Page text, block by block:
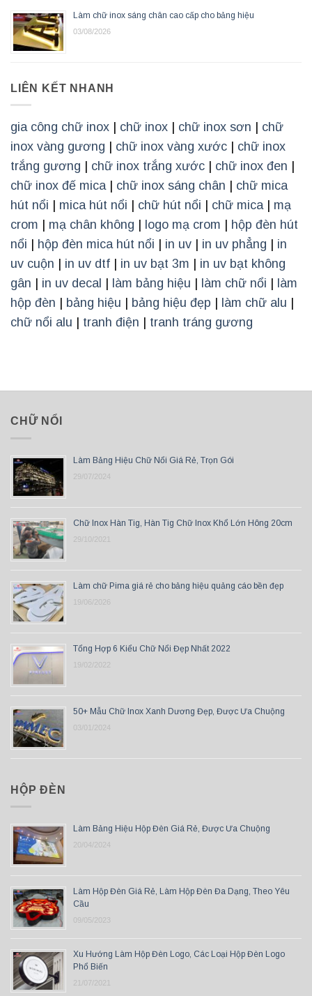
Làm chữ inox sáng chân cao cấp cho bảng hiệu
03/08/2026
LIÊN KẾT NHANH
gia công chữ inox chữ inox chữ inox sơn
chữ
inox vàng gương
chữ inox vàng xước
chữ inox
trắng gương
chữ inox trắng xước chữ inox đen
chữ inox đế mica| chữ inox sáng chân
chữ mica
hút nổi
mica hút nổi chữ hút nổi chữ mica| mạ
crom
mạ chân không logo mạ crom
hộp đèn hút
nổi
hộp đèn mica hút nổi in uv in uv phẳng
in
uv cuộn
in uv dtf in uv bạt 3m
in uv bạt không
gân
in uv decal làm bảng hiệu làm chữ nổi
làm
hộp đèn
bảng hiệu bảng hiệu đẹp làm chữ alu
chữ nổi alu
tranh điện tranh tráng gương
CHỮ NỔI
Làm Bảng Hiệu Chữ Nổi Giá Rẻ, Trọn Gói
29/07/2024
Chữ Inox Hàn Tig, Hàn Tig Chữ Inox Khổ Lớn Hông 20cm
29/10/2021
Làm chữ Pima giá rẻ cho bảng hiệu quảng cáo bền đẹp
19/06/2026
Tổng Hợp 6 Kiểu Chữ Nổi Đẹp Nhất 2022
19/02/2022
50+ Mẫu Chữ Inox Xanh Dương Đẹp, Được Ưa Chuộng
03/01/2024
HỘP ĐÈN
Làm Bảng Hiệu Hộp Đèn Giá Rẻ, Được Ưa Chuộng
20/04/2024
Làm Hộp Đèn Giá Rẻ, Làm Hộp Đèn Đa Dạng, Theo Yêu
Cầu
09/05/2023
Xu Hướng Làm Hộp Đèn Logo, Các Loại Hộp Đèn Logo
Phổ Biến
21/07/2021